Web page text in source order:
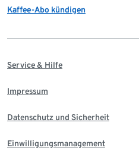
Kaffee-Abo kündigen
Service & Hilfe
Impressum
Datenschutz und Sicherheit
Einwilligungsmanagement